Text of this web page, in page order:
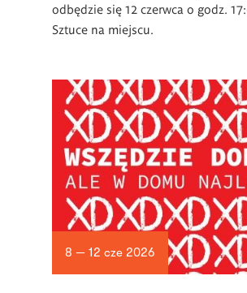
odbędzie się 12 czerwca o godz.
Sztuce na miejscu.
8 — 12 cze 2026